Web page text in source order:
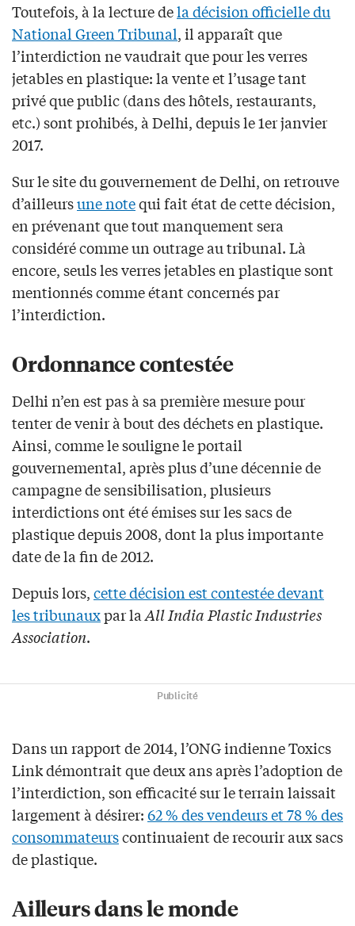
Toutefois, à la lecture dela décision officielle du
National Green Tribunal, il apparaît que
l’interdiction ne vaudrait que pour les verres
jetables en plastique: la vente et l’usage tant
privé que public (dans des hôtels, restaurants,
etc.) sont prohibés, à Delhi, depuis le 1er janvier
2017.
Sur le site du gouvernement de Delhi, on retrouve
d’ailleursune notequi fait état de cette décision,
en prévenant que tout manquement sera
considéré comme un outrage au tribunal. Là
encore, seuls les verres jetables en plastique sont
mentionnés comme étant concernés par
l’interdiction.
Ordonnance contestée
Delhi n’en est pas à sa première mesure pour
tenter de venir à bout des déchets en plastique.
Ainsi, comme le souligne le portail
gouvernemental, après plus d’une décennie de
campagne de sensibilisation, plusieurs
interdictions ont été émises sur les sacs de
plastique depuis 2008, dont la plus importante
date de la fin de 2012.
Depuis lors,cette décision est contestée devant
les tribunauxpar laAll India Plastic Industries
Association.
Publicité
Dans un rapport de 2014, l’ONG indienne Toxics
Link démontrait que deux ans après l’adoption de
l’interdiction, son efficacité sur le terrain laissait
largement à désirer:62 % des vendeurs et 78 % des
consommateurscontinuaient de recourir aux sacs
de plastique.
Ailleurs dans le monde